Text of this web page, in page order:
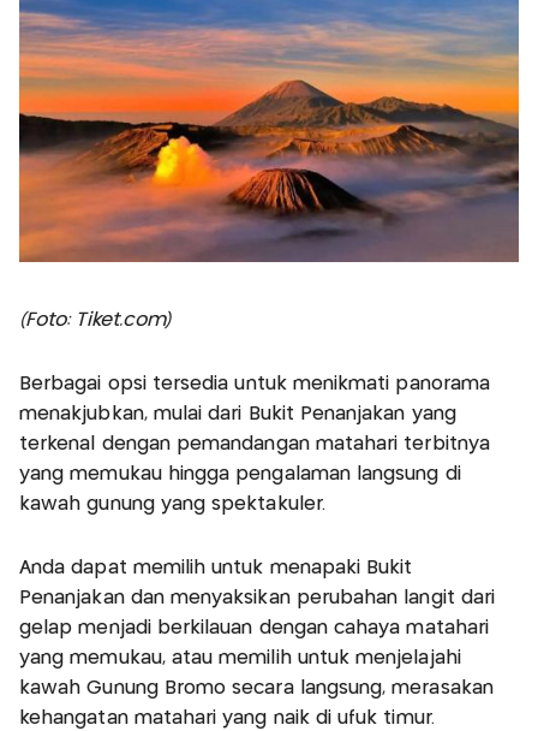
(Foto: Tiket.com)
Berbagai opsi tersedia untuk menikmati panorama
menakjubkan, mulai dari Bukit Penanjakan yang
terkenal dengan pemandangan matahari terbitnya
yang memukau hingga pengalaman langsung di
kawah gunung yang spektakuler.
Anda dapat memilih untuk menapaki Bukit
Penanjakan dan menyaksikan perubahan langit dari
gelap menjadi berkilauan dengan cahaya matahari
yang memukau, atau memilih untuk menjelajahi
kawah Gunung Bromo secara langsung, merasakan
kehangatan matahari yang naik di ufuk timur.